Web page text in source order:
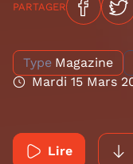
PARTAGER
Type Magazine
Mardi 15 Mars
Lire